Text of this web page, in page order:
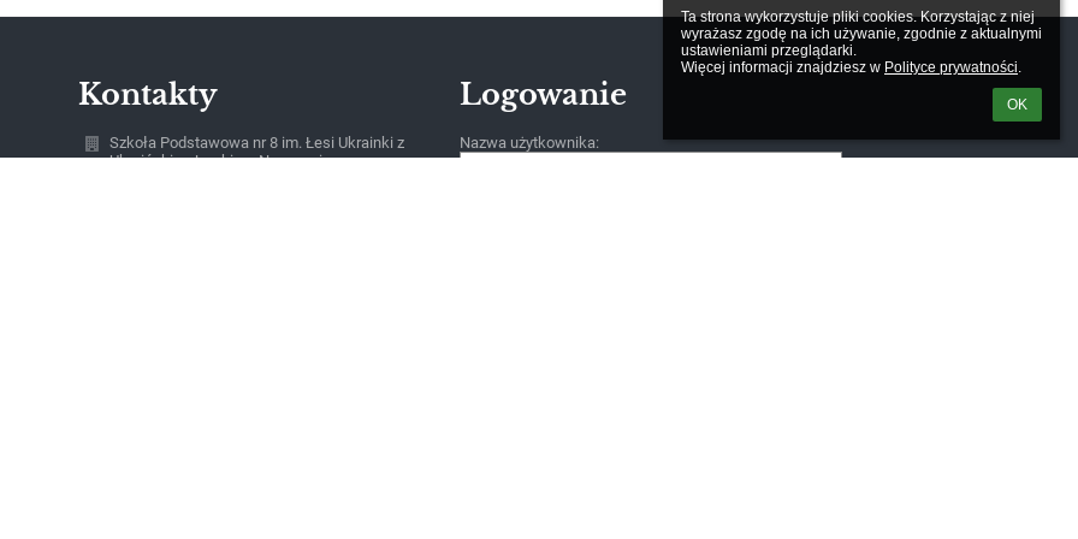
Ta strona wykorzystuje pliki cookies. Korzystając z niej
wyrażasz zgodę na ich używanie, zgodnie z aktualnymi
ustawieniami przeglądarki.
Więcej informacji znajdziesz w Polityce prywatności.
OK
Kontakty
Szkoła Podstawowa nr 8 im. Łesi Ukrainki z
Ukraińskim Językiem Nauczania w
Logowanie
Nazwa użytkownika: